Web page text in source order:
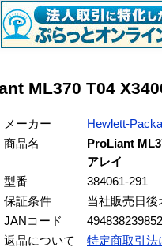
ML370 T04
メーカー
Hewlett-
商品名
ProLiant
アレイ
型番
384061-291
保証条件
当社販売日
JANコード
返品について
特定商取引法